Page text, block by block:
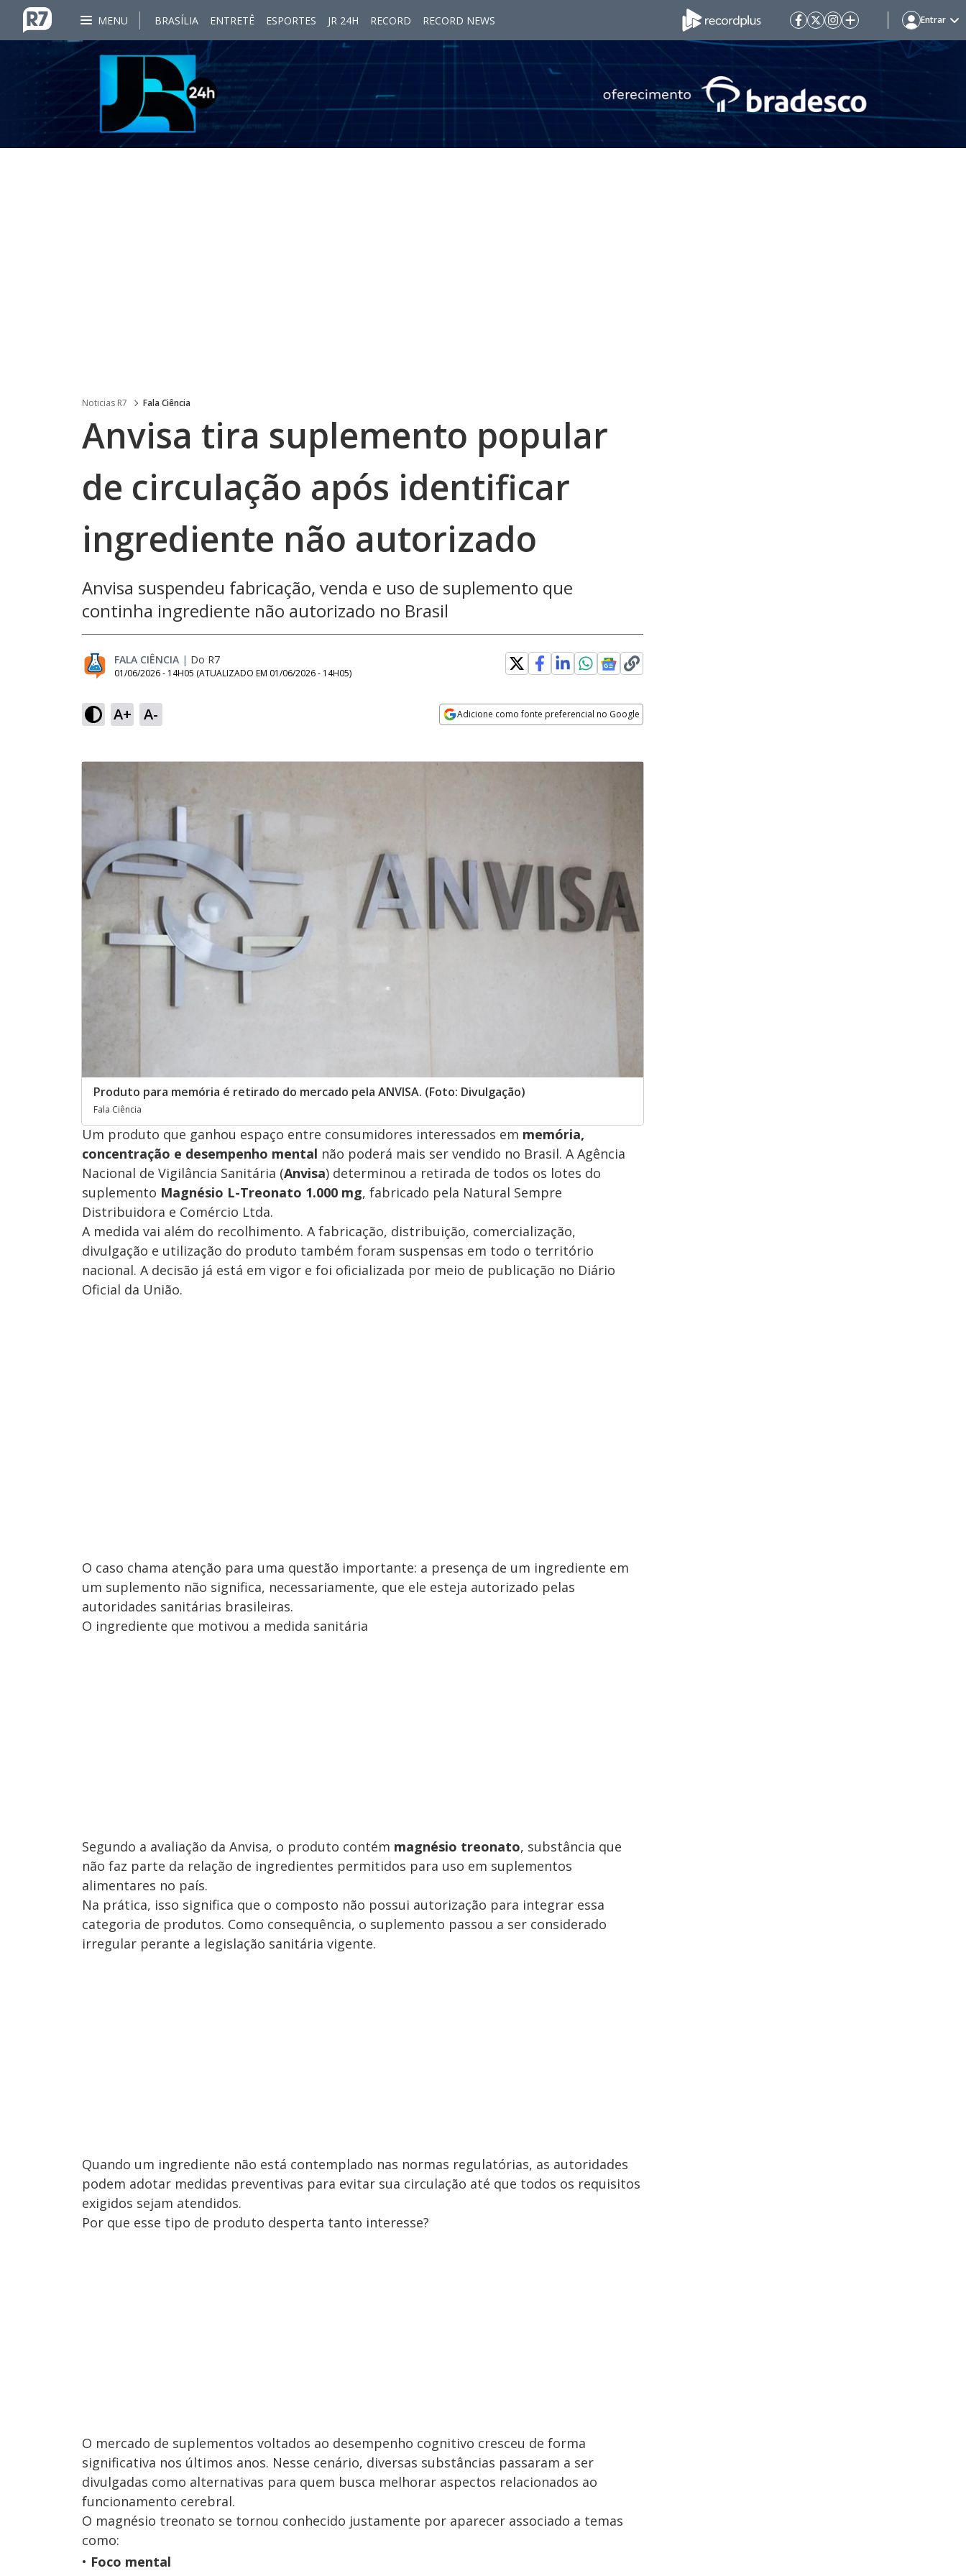
MENU BRASÍLIA ENTRETÊ ESPORTES JR 24H RECORD RECORD NEWS Entrar
Noticias R7 Fala Ciência
Anvisa tira suplemento popular
de circulação após identificar
ingrediente não autorizado
Anvisa suspendeu fabricação, venda e uso de suplemento que
continha ingrediente não autorizado no Brasil
FALA CIÊNCIA | Do R7
01/06/2026 - 14H05 (ATUALIZADO EM 01/06/2026 - 14H05)
A+ A- Adicione como fonte preferencial no Google
Produto para memória é retirado do mercado pela ANVISA. (Foto: Divulgação)
Fala Ciência
Um produto que ganhou espaço entre consumidores interessados em memória,
concentração e desempenho mental não poderá mais ser vendido no Brasil. A Agência
Nacional de Vigilância Sanitária (Anvisa) determinou a retirada de todos os lotes do
suplemento Magnésio L-Treonato 1.000 mg, fabricado pela Natural Sempre
Distribuidora e Comércio Ltda.
A medida vai além do recolhimento. A fabricação, distribuição, comercialização,
divulgação e utilização do produto também foram suspensas em todo o território
nacional. A decisão já está em vigor e foi oficializada por meio de publicação no Diário
Oficial da União.
O caso chama atenção para uma questão importante: a presença de um ingrediente em
um suplemento não significa, necessariamente, que ele esteja autorizado pelas
autoridades sanitárias brasileiras.
O ingrediente que motivou a medida sanitária
Segundo a avaliação da Anvisa, o produto contém magnésio treonato, substância que
não faz parte da relação de ingredientes permitidos para uso em suplementos
alimentares no país.
Na prática, isso significa que o composto não possui autorização para integrar essa
categoria de produtos. Como consequência, o suplemento passou a ser considerado
irregular perante a legislação sanitária vigente.
Quando um ingrediente não está contemplado nas normas regulatórias, as autoridades
podem adotar medidas preventivas para evitar sua circulação até que todos os requisitos
exigidos sejam atendidos.
Por que esse tipo de produto desperta tanto interesse?
O mercado de suplementos voltados ao desempenho cognitivo cresceu de forma
significativa nos últimos anos. Nesse cenário, diversas substâncias passaram a ser
divulgadas como alternativas para quem busca melhorar aspectos relacionados ao
funcionamento cerebral.
O magnésio treonato se tornou conhecido justamente por aparecer associado a temas
como:
Foco mental